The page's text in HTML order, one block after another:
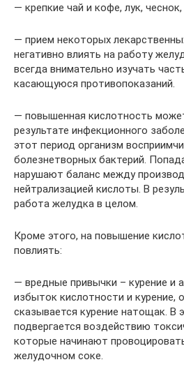
— крепкие чай и кофе, лук,
— прием некоторых
негативно влиять на работу
всегда внимательно изучать
касающуюся противопоказаний.
— повышенная кислотность
результате инфекционного
этот период организм
болезнетворных бактерий.
нарушают баланс между
нейтрализацией кислоты. В
работа желудка в целом.
Кроме этого, на повышение
повлиять:
— вредные привычки – курение и
избыток кислотности и курение,
сказывается курение натощак. В
подвергается воздействию
которые начинают
желудочном соке.